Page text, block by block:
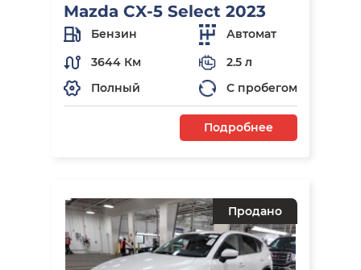
Mazda CX-5 Select 2023
Бензин
Автомат
3644 Км
2.5 л
Полный
С пробегом
Подробнее
Продано